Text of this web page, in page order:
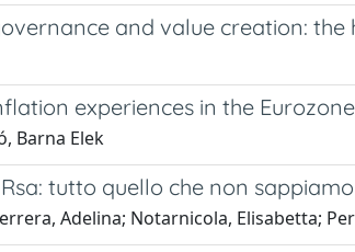
and value creation:
experiences in the Eurozone
Barna Elek
tutto quello che non sappiamo
Adelina; Notarnicola, Elisabetta;